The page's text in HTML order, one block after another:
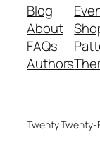
Blog
About
FAQs
Authors
Twenty Twenty-